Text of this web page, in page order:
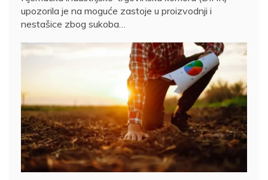
upozorila je na moguće zastoje u proizvodnji i
nestašice zbog sukoba…